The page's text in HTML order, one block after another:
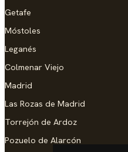
Getafe
Móstoles
Leganés
Colmenar Viejo
Madrid
Las Rozas de Madrid
Torrejón de Ardoz
Pozuelo de Alarcón